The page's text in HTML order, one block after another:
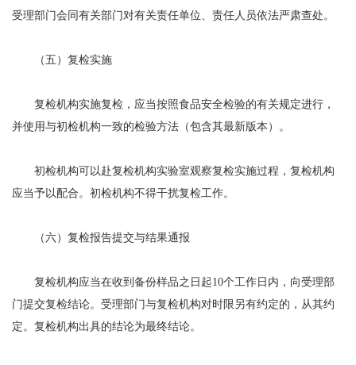
受理部门会同有关部门对有关责任单位、责任人员依法严肃查处。
（五）复检实施
复检机构实施复检，应当按照食品安全检验的有关规定进行，
并使用与初检机构一致的检验方法（包含其最新版本）。
初检机构可以赴复检机构实验室观察复检实施过程，复检机构
应当予以配合。初检机构不得干扰复检工作。
（六）复检报告提交与结果通报
复检机构应当在收到备份样品之日起10个工作日内，向受理部
门提交复检结论。受理部门与复检机构对时限另有约定的，从其约
定。复检机构出具的结论为最终结论。